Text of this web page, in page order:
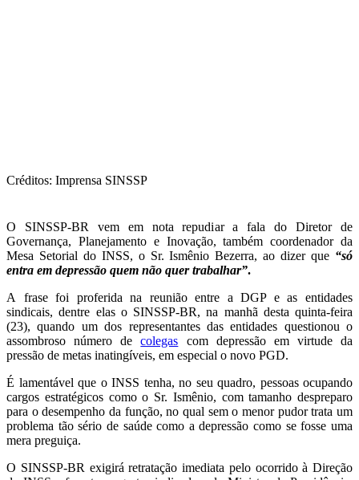
Créditos: Imprensa SINSSP
O SINSSP-BR vem em nota repudiar a fala do Diretor de
Governança, Planejamento e Inovação, também coordenador da
Mesa Setorial do INSS, o Sr. Ismênio Bezerra, ao dizer que “só
entra em depressão quem não quer trabalhar”.
A
frase foi proferida na reunião entre a DGP e as entidades
sindicais, dentre elas o SINSSP-BR, na manhã desta quinta-feira
(23), quando um dos representantes das entidades questionou o
assombroso número decolegas com depressão em virtude da
pressão de metas inatingíveis, em especial o novo PGD.
É lamentável que o INSS tenha, no seu quadro, pessoas ocupando
cargos estratégicos como o Sr. Ismênio, com tamanho despreparo
para o desempenho da função, no qual sem o menor pudor trata um
problema tão sério de saúde como a depressão como se fosse uma
mera preguiça.
O SINSSP-BR exigirá retratação imediata pelo ocorrido à Direção